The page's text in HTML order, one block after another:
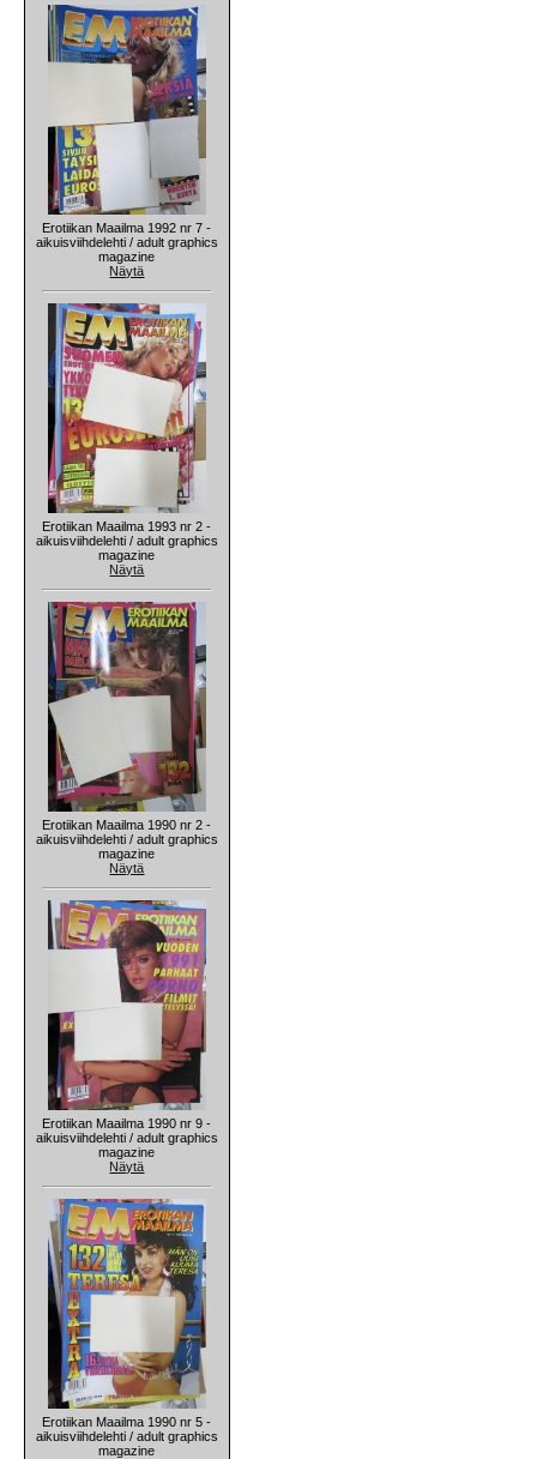
Erotiikan Maailma 1992 nr 7 -
aikuisviihdelehti / adult graphics
magazine
Näytä
Erotiikan Maailma 1993 nr 2 -
aikuisviihdelehti / adult graphics
magazine
Näytä
Erotiikan Maailma 1990 nr 2 -
aikuisviihdelehti / adult graphics
magazine
Näytä
Erotiikan Maailma 1990 nr 9 -
aikuisviihdelehti / adult graphics
magazine
Näytä
Erotiikan Maailma 1990 nr 5 -
aikuisviihdelehti / adult graphics
magazine